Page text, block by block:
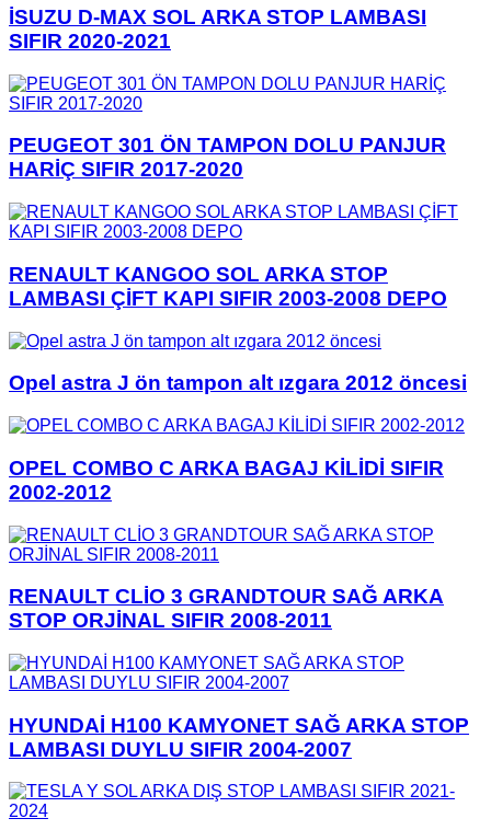
İSUZU D-MAX SOL ARKA STOP LAMBASI
SIFIR 2020-2021
PEUGEOT 301 ÖN TAMPON DOLU PANJUR
HARİÇ SIFIR 2017-2020
RENAULT KANGOO SOL ARKA STOP
LAMBASI ÇİFT KAPI SIFIR 2003-2008 DEPO
Opel astra J ön tampon alt ızgara 2012 öncesi
OPEL COMBO C ARKA BAGAJ KİLİDİ SIFIR
2002-2012
RENAULT CLİO 3 GRANDTOUR SAĞ ARKA
STOP ORJİNAL SIFIR 2008-2011
HYUNDAİ H100 KAMYONET SAĞ ARKA STOP
LAMBASI DUYLU SIFIR 2004-2007